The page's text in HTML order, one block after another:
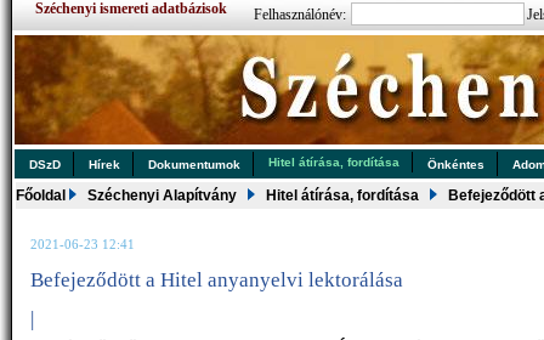
Széchenyi ismereti adatbázisok Felhasználónév:
DSzD Hírek Dokumentumok Hitel átírása, fordítása Önkéntes
Főoldal Széchenyi Alapítvány Hitel átírása, fordítása Befejeződött
2021-06-23 12:41
Befejeződött a Hitel anyanyelvi lektorálása
|